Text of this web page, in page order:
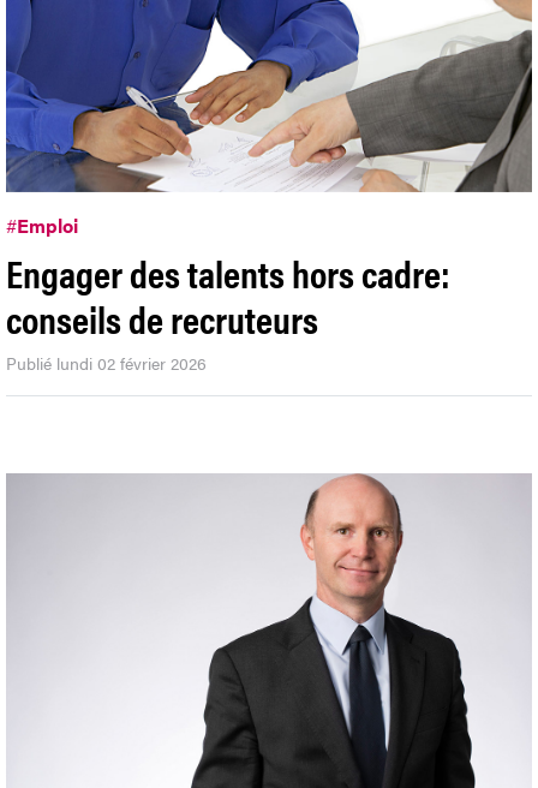
#Emploi
Engager des talents hors cadre:
conseils de recruteurs
Publié lundi 02 février 2026